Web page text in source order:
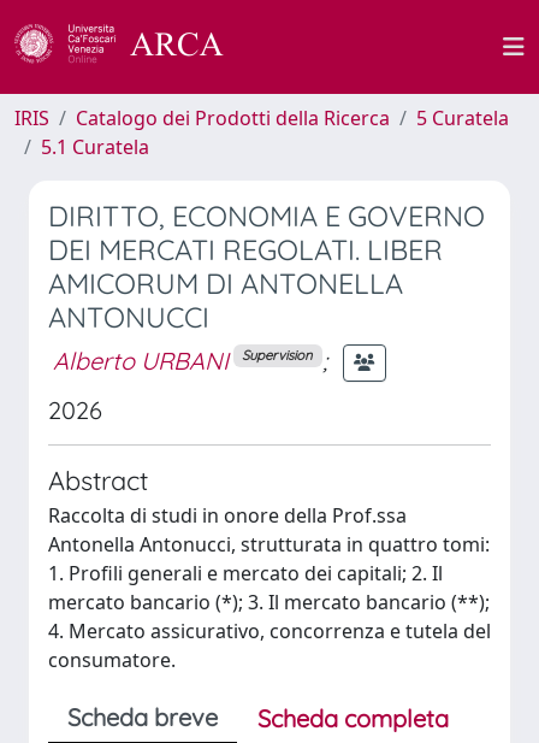
IRIS Catalogo dei Prodotti della Ricerca
5 Curatela
5.1 Curatela
DIRITTO, ECONOMIA E GOVERNO
DEI MERCATI REGOLATI. LIBER
AMICORUM DI ANTONELLA
ANTONUCCI
Alberto URBANI Supervision ;
2026
Abstract
Raccolta di studi in onore della Prof.ssa
Antonella Antonucci, strutturata in quattro tomi:
1. Profili generali e mercato dei capitali; 2. Il
mercato bancario (*); 3. Il mercato bancario (**);
4. Mercato assicurativo, concorrenza e tutela del
consumatore.
Scheda breve
Scheda completa